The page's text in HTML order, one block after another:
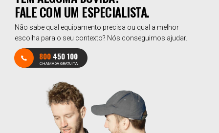
FALE COM UM ESPECIALISTA.
Não sabe qual equipamento precisa ou qual a melhor
escolha para o seu contexto? Nós conseguimos ajudar.
800 450 100
CHAMADA GRATUITA